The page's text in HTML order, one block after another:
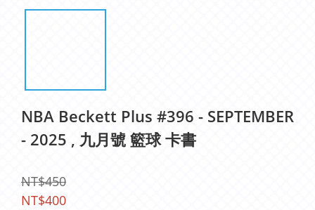
NBA Beckett Plus #396 - SEPTEMBER
- 2025 , 九月號 籃球 卡書
NT$450
NT$400